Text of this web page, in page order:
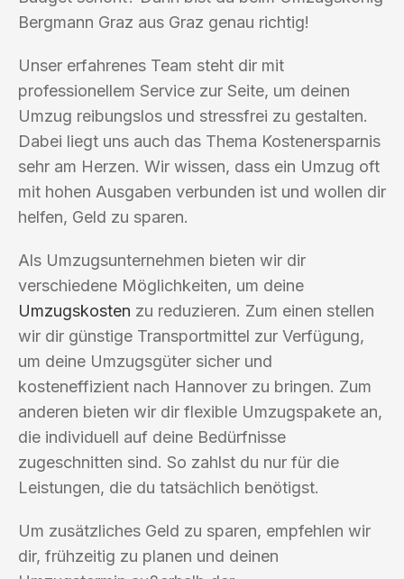
Bergmann Graz aus Graz genau richtig!
Unser erfahrenes Team steht dir mit
professionellem Service zur Seite, um deinen
Umzug reibungslos und stressfrei zu gestalten.
Dabei liegt uns auch das Thema Kostenersparnis
sehr am Herzen. Wir wissen, dass ein Umzug oft
mit hohen Ausgaben verbunden ist und wollen dir
helfen, Geld zu sparen.
Als Umzugsunternehmen bieten wir dir
verschiedene Möglichkeiten, um deine
Umzugskosten zu reduzieren. Zum einen stellen
wir dir günstige Transportmittel zur Verfügung,
um deine Umzugsgüter sicher und
kosteneffizient nach Hannover zu bringen. Zum
anderen bieten wir dir flexible Umzugspakete an,
die individuell auf deine Bedürfnisse
zugeschnitten sind. So zahlst du nur für die
Leistungen, die du tatsächlich benötigst.
Um zusätzliches Geld zu sparen, empfehlen wir
dir, frühzeitig zu planen und deinen